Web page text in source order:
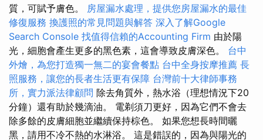
質，可賦予膚色。 房屋漏水處理，提供您房屋漏水的最佳
修復服務 換護照的常見問題與解答 深入了解Google
Search Console 找值得信賴的Accounting Firm 由於陽
光，細胞會產生更多的黑色素，這會導致皮膚深色。 台中
外燴，為您打造獨一無二的宴會餐點 台中全身按摩推薦 長
照服務，讓您的長者生活更有保障 台灣前十大律師事務
所，實力派法律顧問 除去角質外，熱水浴（理想情況下20
分鐘）還有助於幾滴油。 電剃須刀更好，因為它們不會去
除多餘的皮膚細胞並繼續保持棕色。 如果您想長時間曬
黑，請用不冷不熱的水淋浴。 這是錯誤的，因為與陽光的